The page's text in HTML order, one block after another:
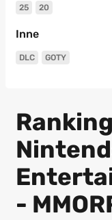
25 20
Inne
DLC GOTY
-